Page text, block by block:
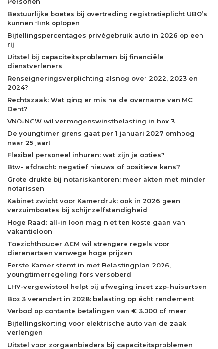
Bestuurlijke boetes bij overtreding registratieplicht UBO’s
kunnen flink oplopen
Bijtellingspercentages privégebruik auto in 2026 op een
rij
Uitstel bij capaciteitsproblemen bij financiële
dienstverleners
Renseigneringsverplichting alsnog over 2022, 2023 en
2024?
Rechtszaak: Wat ging er mis na de overname van MC
Dent?
VNO-NCW wil vermogenswinstbelasting in box 3
De youngtimer grens gaat per 1 januari 2027 omhoog
naar 25 jaar!
Flexibel personeel inhuren: wat zijn je opties?
Btw- afdracht: negatief nieuws of positieve kans?
Grote drukte bij notariskantoren: meer akten met minder
notarissen
Kabinet zwicht voor Kamerdruk: ook in 2026 geen
verzuimboetes bij schijnzelfstandigheid
Hoge Raad: all-in loon mag niet ten koste gaan van
vakantieloon
Toezichthouder ACM wil strengere regels voor
dierenartsen vanwege hoge prijzen
Eerste Kamer stemt in met Belastingplan 2026,
youngtimerregeling fors versoberd
LHV-vergewistool helpt bij afweging inzet zzp-huisartsen
Box 3 verandert in 2028: belasting op écht rendement
Verbod op contante betalingen van € 3.000 of meer
Bijtellingskorting voor elektrische auto van de zaak
verlengen
Uitstel voor zorgaanbieders bij capaciteitsproblemen